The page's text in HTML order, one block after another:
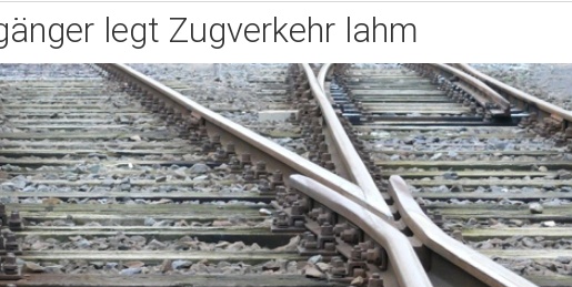
legt Zugverkehr lahm